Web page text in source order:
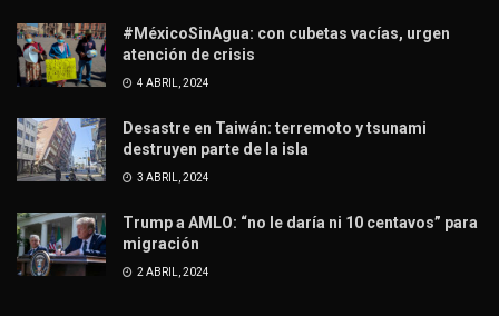
#MéxicoSinAgua: con cubetas vacías, urgen
atención de crisis
4 ABRIL, 2024
Desastre en Taiwán: terremoto y tsunami
destruyen parte de la isla
3 ABRIL, 2024
Trump a AMLO: “no le daría ni 10 centavos” para
migración
2 ABRIL, 2024